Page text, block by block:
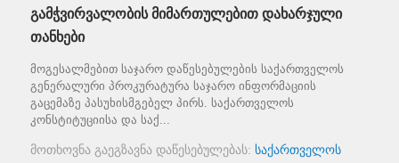
გამჭვირვალობის მიმართულებით დახარჯული
თანხები
მოგესალმებით საჯარო დაწესებულების საქართველოს
გენერალური პროკურატურა საჯარო ინფორმაციის
გაცემაზე პასუხისმგებელ პირს. საქართველოს
კონსტიტუციისა და საქ...
მოთხოვნა გაეგზავნა დაწესებულებას: საქართველოს